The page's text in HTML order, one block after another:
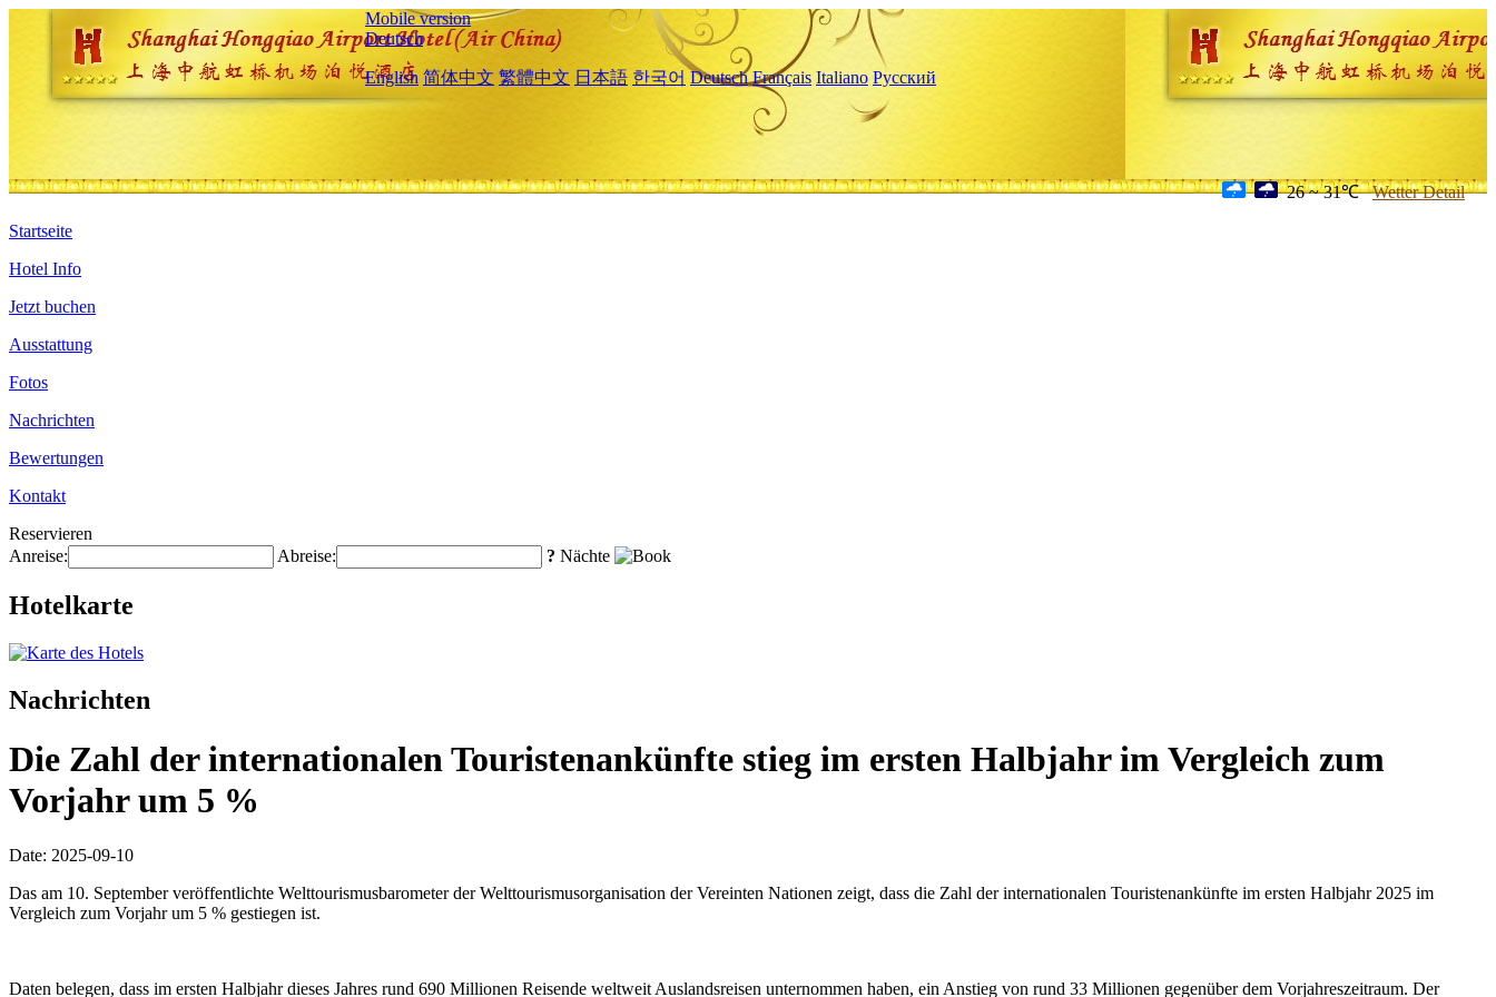
Mobile version
Deutsch
English 简体中文 繁體中文 日本語 한국어 Deutsch Français Italiano Русский
26 ~ 31℃ Wetter Detail
Startseite
Hotel Info
Jetzt buchen
Ausstattung
Fotos
Nachrichten
Bewertungen
Kontakt
Reservieren
Anreise:
Abreise: ? Nächte
Hotelkarte
Nachrichten
Die Zahl der internationalen Touristenankünfte stieg im ersten Halbjahr im Vergleich zum
Vorjahr um 5 %
Date: 2025-09-10
Das am 10. September veröffentlichte Welttourismusbarometer der Welttourismusorganisation der Vereinten Nationen zeigt, dass die Zahl der internationalen Touristenankünfte im ersten Halbjahr 2025 im
Vergleich zum Vorjahr um 5 % gestiegen ist.
Daten belegen, dass im ersten Halbjahr dieses Jahres rund 690 Millionen Reisende weltweit Auslandsreisen unternommen haben, ein Anstieg von rund 33 Millionen gegenüber dem Vorjahreszeitraum. Der